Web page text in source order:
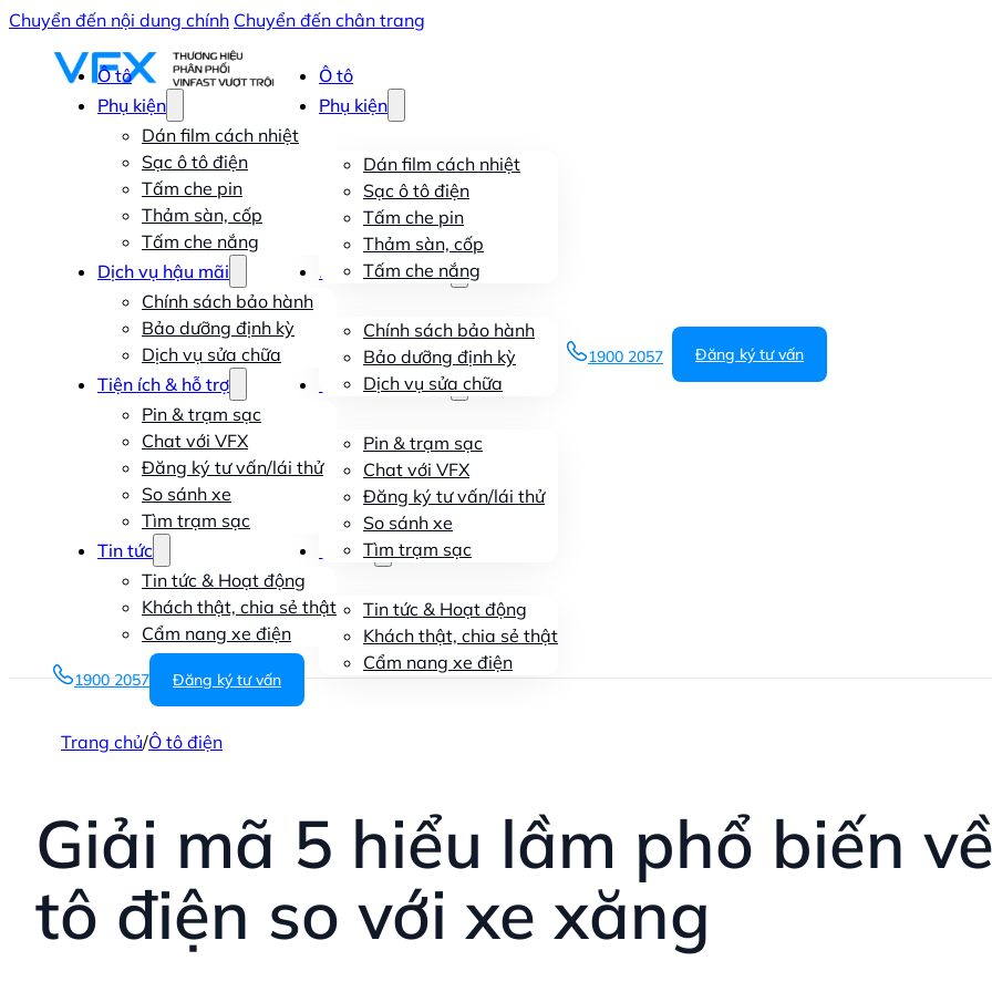
Chuyển đến nội dung chính Chuyển đến chân trang
Ô tô
Phụ kiện
Dán film cách nhiệt
Sạc ô tô điện
Tấm che pin
Thảm sàn, cốp
Tấm che nắng
Dịch vụ hậu mãi
Chính sách bảo hành
Bảo dưỡng định kỳ
Dịch vụ sửa chữa
Tiện ích & hỗ trợ
Pin & trạm sạc
Chat với VFX
Đăng ký tư vấn/lái thử
So sánh xe
Tìm trạm sạc
Tin tức
Tin tức & Hoạt động
Khách thật, chia sẻ thật
Cẩm nang xe điện
1900 2057 Đăng ký tư vấn
Ô tô
Phụ kiện
Dán film cách nhiệt
Sạc ô tô điện
Tấm che pin
Thảm sàn, cốp
Tấm che nắng
Dịch vụ hậu mãi
Chính sách bảo hành
Bảo dưỡng định kỳ
Dịch vụ sửa chữa
Tiện ích & hỗ trợ
Pin & trạm sạc
Chat với VFX
Đăng ký tư vấn/lái thử
So sánh xe
Tìm trạm sạc
Tin tức
Tin tức & Hoạt động
Khách thật, chia sẻ thật
Cẩm nang xe điện
1900 2057 Đăng ký tư vấn
Trang chủ/Ô tô điện
Giải mã 5 hiểu lầm phổ biến
tô điện so với xe xăng